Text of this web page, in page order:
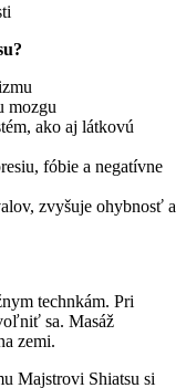
mozgu
ako aj látkovú
fóbie a negatívne
zvyšuje ohybnosť a
technkám. Pri
sa. Masáž
zemi.
Majstrovi Shiatsu si